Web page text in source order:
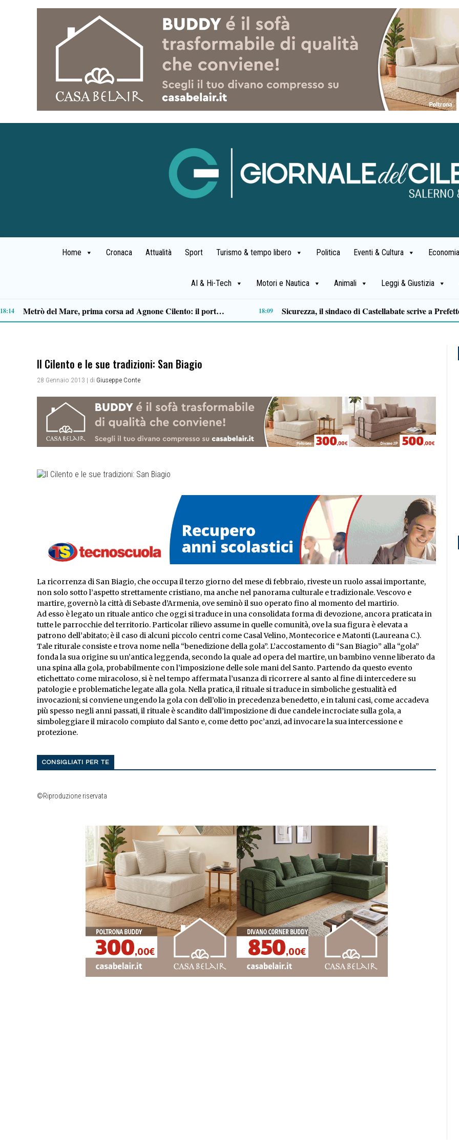
Home Cronaca Attualità Sport Turismo & tempo libero Politica Eventi & Cultura
AI & Hi-Tech Motori e Nautica Animali Leggi & Giustizia
Capaccio Paestum spazio di legalità: oltre 43 ettari di beni confiscati destinati a progetti sociali 14:14 Approvazione assestamento di bilancio, M5S Campania: «Più investimenti per servizi, territori e imprese» 14:11
Il Cilento e le sue tradizioni: San Biagio
28 Gennaio 2013 | di Giuseppe Conte
La ricorrenza di San Biagio, che occupa il terzo giorno del mese di febbraio, riveste un ruolo assai importante,
non solo sotto l’aspetto strettamente cristiano, ma anche nel panorama culturale e tradizionale. Vescovo e
martire, governò la città di Sebaste d’Armenia, ove seminò il suo operato fino al momento del martirio.
Ad esso è legato un rituale antico che oggi si traduce in una consolidata forma di devozione, ancora praticata in
tutte le parrocchie del territorio. Particolar rilievo assume in quelle comunità, ove la sua figura è elevata a
patrono dell’abitato; è il caso di alcuni piccolo centri come Casal Velino, Montecorice e Matonti (Laureana C.).
Tale riturale consiste e trova nome nella “benedizione della gola”. L’accostamento di “San Biagio” alla “gola”
fonda la sua origine su un’antica leggenda, secondo la quale ad opera del martire, un bambino venne liberato da
una spina alla gola, probabilmente con l’imposizione delle sole mani del Santo. Partendo da questo evento
etichettato come miracoloso, si è nel tempo affermata l’usanza di ricorrere al santo al fine di intercedere su
patologie e problematiche legate alla gola. Nella pratica, il rituale si traduce in simboliche gestualità ed
invocazioni; si conviene ungendo la gola con dell’olio in precedenza benedetto, e in taluni casi, come accadeva
più spesso negli anni passati, il rituale è scandito dall’imposizione di due candele incrociate sulla gola, a
simboleggiare il miracolo compiuto dal Santo e, come detto poc’anzi, ad invocare la sua intercessione e
protezione.
CONSIGLIATI PER TE
©Riproduzione riservata